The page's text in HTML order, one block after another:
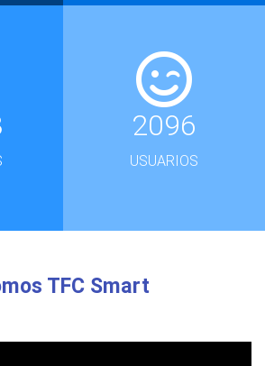
2096
USUARIOS
TFC Smart